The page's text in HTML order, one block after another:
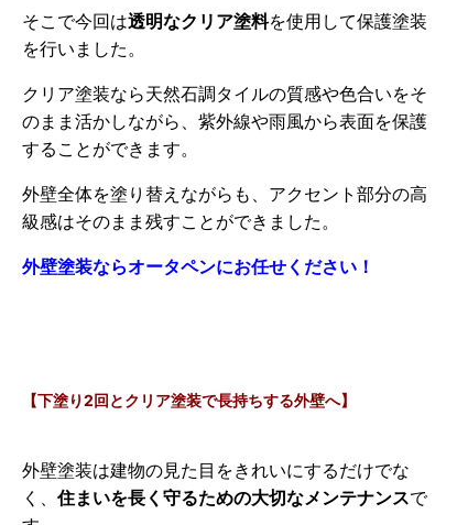
そこで今回は透明なクリア塗料を使用して保護塗装
を行いました。
クリア塗装なら天然石調タイルの質感や色合いをそ
のまま活かしながら、紫外線や雨風から表面を保護
することができます。
外壁全体を塗り替えながらも、アクセント部分の高
級感はそのまま残すことができました。
外壁塗装ならオータペンにお任せください！
【下塗り2回とクリア塗装で長持ちする外壁へ】
外壁塗装は建物の見た目をきれいにするだけでな
く、 住まいを長く守るための大切なメンテナンスで